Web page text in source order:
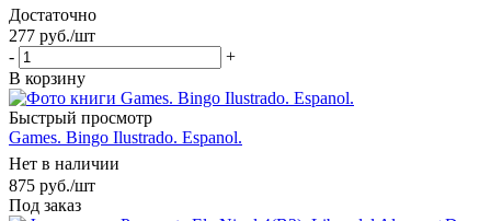
Достаточно
277 руб./шт
-
+
В корзину
Быстрый просмотр
Games. Bingo Ilustrado. Espanol.
Нет в наличии
875 руб./шт
Под заказ